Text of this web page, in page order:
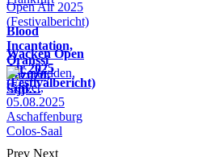
Blood
Incantation,
Oranssi
Pazuzu,
Sijji…
Wacken Open
Air 2025
(Festivalbericht)
Prev Next